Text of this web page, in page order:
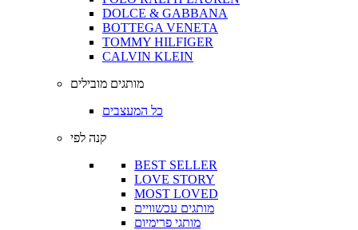
DOLCE & GABBANA
BOTTEGA VENETA
TOMMY HILFIGER
CALVIN KLEIN
מותגים מובילים
כל המעצבים
קנה לפי
BEST SELLER
LOVE STORY
MOST LOVED
מותגים עכשוויים
מותגי פרימיום